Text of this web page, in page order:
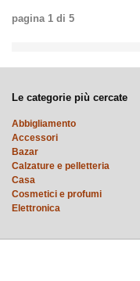
pagina 1 di 5
Le categorie più cercate
Abbigliamento
Accessori
Bazar
Calzature e pelletteria
Casa
Cosmetici e profumi
Elettronica